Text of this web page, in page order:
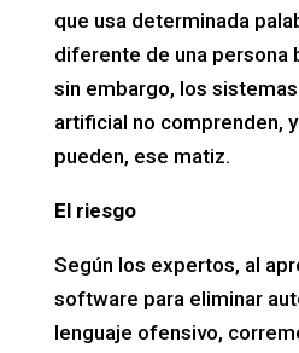
que usa determinada
diferente de una persona
sin embargo, los
artificial no comprenden,
pueden, ese matiz.
El riesgo
Según los expertos, al
software para eliminar
lenguaje ofensivo,